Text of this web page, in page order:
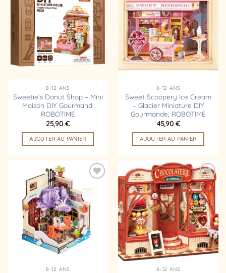
Ajouter
à la
liste
d’envies
8-12 ANS
Sweetie’s Donut Shop – Mini
Maison DIY Gourmand,
ROBOTIME
25,90 €
AJOUTER AU PANIER
Ajouter
à la
liste
d’envies
8-12 ANS
Sweet Scoopery Ice Cream
– Glacier Miniature DIY
Gourmande, ROBOTIME
45,90 €
AJOUTER AU PANIER
à la
liste
d’envies
8-12 ANS
Ajouter
à la
liste
d’envies
8-12 ANS